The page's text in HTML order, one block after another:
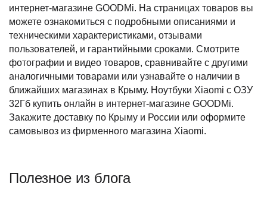
интернет-магазине GOODMi. На страницах товаров вы
можете ознакомиться с подробными описаниями и
техническими характеристиками, отзывами
пользователей, и гарантийными сроками. Смотрите
фотографии и видео товаров, сравнивайте с другими
аналогичными товарами или узнавайте о наличии в
ближайших магазинах в Крыму. Ноутбуки Xiaomi с ОЗУ
32Гб купить онлайн в интернет-магазине GOODMi.
Закажите доставку по Крыму и России или оформите
самовывоз из фирменного магазина Xiaomi.
Полезное из блога